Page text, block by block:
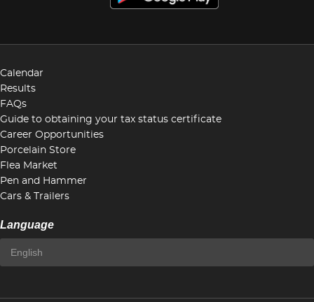
Calendar
Results
FAQs
Guide to obtaining your tax status certificate
Career Opportunities
Porcelain Store
Flea Market
Pen and Hammer
Cars & Trailers
Language